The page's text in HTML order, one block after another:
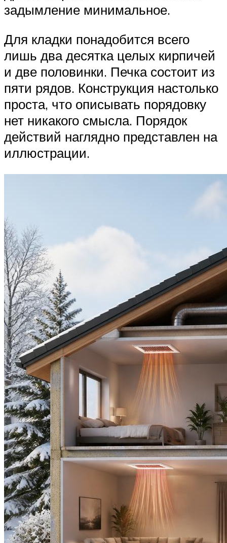
задымление минимальное.
Для кладки понадобится всего
лишь два десятка целых кирпичей
и две половинки. Печка состоит из
пяти рядов. Конструкция настолько
проста, что описывать порядовку
нет никакого смысла. Порядок
действий наглядно представлен на
иллюстрации.